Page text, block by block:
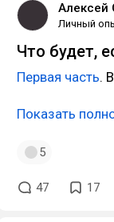
Алексей
Личный
Что будет,
Первая часть.
Показать
5
47 17